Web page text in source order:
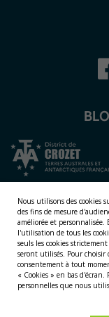
Nous utilisons des cookies
des fins de mesure
améliorée et personnalisée.
l'utilisation de tous les
seuls les cookies
seront utilisés. Pour choisir
consentement à tout
« Cookies » en bas
personnelles que nous